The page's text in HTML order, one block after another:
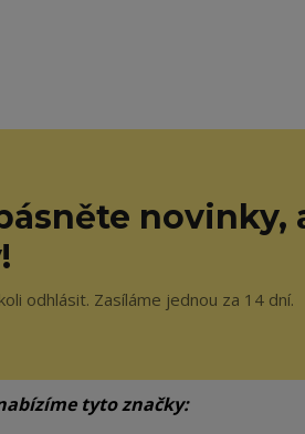
novinky,
odhlásit. Zasíláme jednou za 14 dní.
tyto značky: